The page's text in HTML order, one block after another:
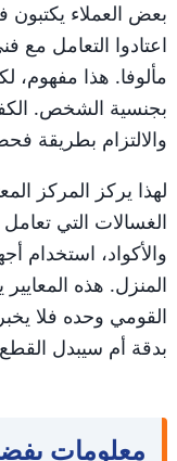
بعض العملاء
اعتادوا التعامل
مألوفا. هذا مفهوم،
بجنسية الشخص.
والالتزام بطريقة
لهذا يركز المركز
الغسالات التي
والأكواد، استخدام
المنزل. هذه
القومي وحده فلا
بدقة أم سيبدل القطع
معلومات